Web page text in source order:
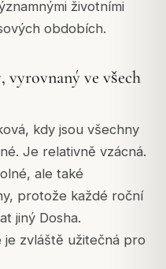
životními
obdobích.
vyrovnaný ve všech
kdy jsou všechny
Je relativně vzácná.
ale také
protože každé roční
jiný Dosha.
je zvláště užitečná pro